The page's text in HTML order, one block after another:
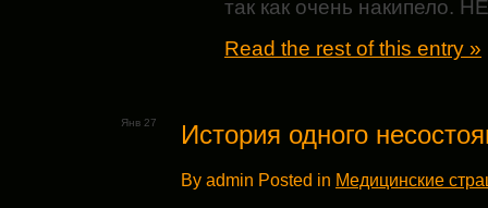
так как очень накипело.
Read the rest of this entry »
Янв 27 История одного
By admin Posted in Медицинские